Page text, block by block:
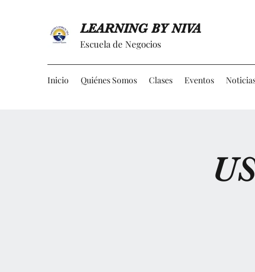
LEARNING BY NIVA
Escuela de Negocios
Inicio Quiénes Somos Clases Eventos